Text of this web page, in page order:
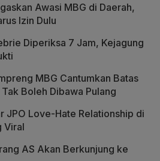
Awasi MBG di Daerah,
Izin Dulu
Diperiksa 7 Jam, Kejagung
MBG Cantumkan Batas
Boleh Dibawa Pulang
JPO Love-Hate Relationship di
Viral
AS Akan Berkunjung ke